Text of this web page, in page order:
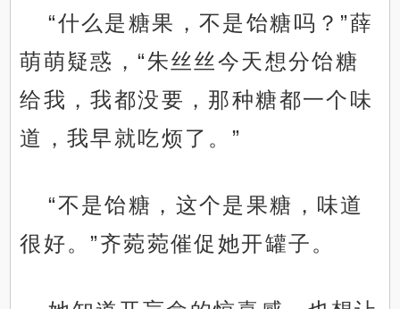
“什么是糖果，不是饴糖吗？”薛
萌萌疑惑，“朱丝丝今天想分饴糖
给我，我都没要，那种糖都一个味
道，我早就吃烦了。”
“不是饴糖，这个是果糖，味道
很好。”齐菀菀催促她开罐子。